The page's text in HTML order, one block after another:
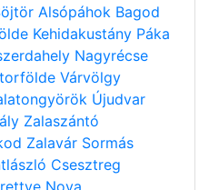
Alsópáhok Bagod
Kehidakustány Páka
Nagyrécse
Várvölgy
Újudvar
Zalaszántó
Zalavár Sormás
Csesztreg
Nova